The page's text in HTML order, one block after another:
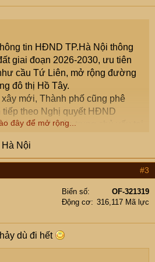
tin HĐND TP.Hà Nội thông
giai đoạn 2026-2030, ưu tiên
cầu Tứ Liên, mở rộng đường
đô thị Hồ Tây.
mới, Thành phố cũng phê
theo Nghị quyết HĐND
dự án này tập trung chủ yếu tại
Nội. Định hướng xuyên suốt
không gian văn hóa, dịch vụ
của Thủ đô. Trong giai đoạn
thông khu vực sẽ được cải
việc mở rộng các tuyến đường
tiêu biểu bao gồm:
Ngọc Vân, ngõ 72 Thụy Khuê
đây để mở rộng...
Nội
#3
Biển số
OF-321319
Động cơ
316,117 Mã lực
dù đi hết